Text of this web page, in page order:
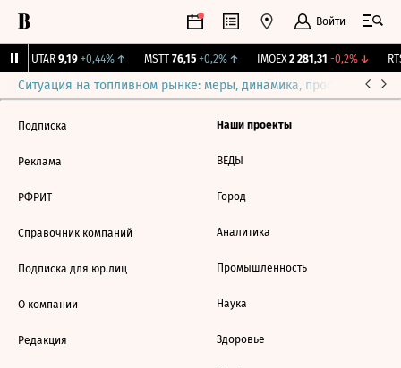
Войти
UTAR 9,19 +0,44%↑ MSTT 76,15 +0,2%↑ IMOEX 2 281,31 -0,2%↓
Ситуация на топливном рынке: меры, динамика, прогнозы
Подписка
Реклама
РФРИТ
Справочник компаний
Подписка для юр.лиц
О компании
Редакция
Наши проекты
ВЕДЫ
Город
Аналитика
Промышленность
Наука
Здоровье